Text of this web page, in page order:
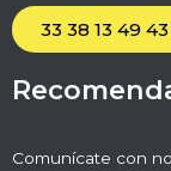
33 38 13 49 43
Comunícate con